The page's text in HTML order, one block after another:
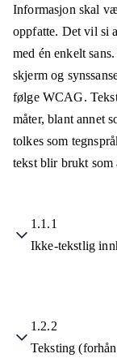
Informasjon skal
oppfatte. Det vil si
med én enkelt
skjerm og
følge WCAG.
måter, blant annet
tolkes som
tekst blir brukt
1.1.1
Ikke-tekstlig
1.2.2
Teksting